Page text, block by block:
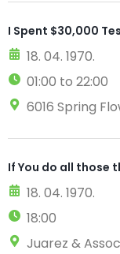
I Spent $30,000
18. 04. 1970.
01:00 to 22:00
6016 Spring
If You do all those
18. 04. 1970.
18:00
Juarez &